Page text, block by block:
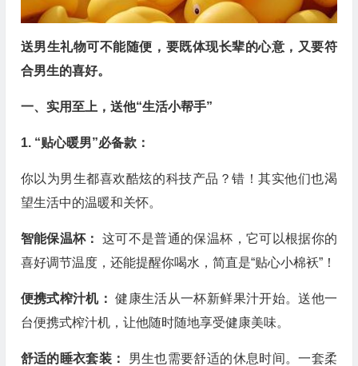
送男生礼物可不能随便，要既体现长辈的心意，又要符
合男生的喜好。
一、实用至上，送他“生活小帮手”
1. “贴心暖男”必备款：
你以为男生都喜欢酷炫的科技产品？错！其实他们也渴
望生活中的温暖和关怀。
智能保温杯：这可不是普通的保温杯，它可以根据你的
喜好调节温度，还能提醒你喝水，简直是“贴心小棉袄”！
便携式榨汁机：健康生活从一杯新鲜果汁开始。送他一
台便携式榨汁机，让他随时随地享受健康美味。
舒适的睡衣套装： 男生也需要舒适的休息时间。一套柔